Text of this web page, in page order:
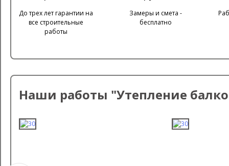
До трех лет гарантии на
все строительные
работы
Замеры и смета -
бесплатно
Наши работы "Утепление